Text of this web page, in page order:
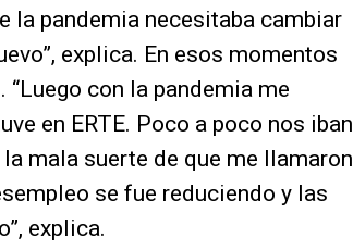
la pandemia necesitaba cambiar
explica. En esos momentos
con la pandemia me
en ERTE. Poco a poco nos iban
la mala suerte de que me llamaron
se fue reduciendo y las
explica.